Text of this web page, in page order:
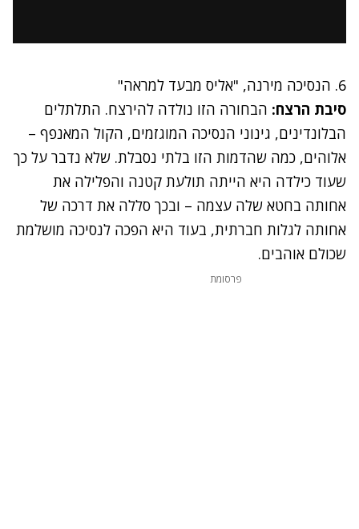
6. הנסיכה מירנה, "אליס מבעד למראה"
סיבת הרצח: הבחורה הזו נולדה להירצח. התלתלים
הבלונדינים, גינוני הנסיכה המוגזמים, הקול המאנפף –
אלוהים, כמה שהדמות הזו בלתי נסבלת. שלא נדבר על כך
שעוד כילדה היא הייתה תולעת קטנה והפלילה את
אחותה בחטא שלה עצמה – ובכך סללה את דרכה של
אחותה לגלות חברתית, בעוד היא הפכה לנסיכה מושלמת
שכולם אוהבים.
פרסומת